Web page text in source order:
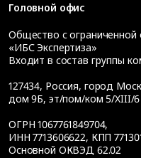
Головной офис
Общество с ограниченной
«ИБС Экспертиза»
Входит в состав группы
127434, Россия, город
дом 9Б, эт/пом/ком 5/XIII/6
ОГРН 1067761849704,
ИНН 7713606622, КПП
Основной ОКВЭД 62.02